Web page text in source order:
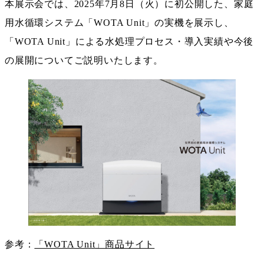
本展示会では、2025年7月8日（火）に初公開した、家庭
用水循環システム「WOTA Unit」の実機を展示し、
「WOTA Unit」による水処理プロセス・導入実績や今後
の展開についてご説明いたします。
参考： 「WOTA Unit」商品サイト